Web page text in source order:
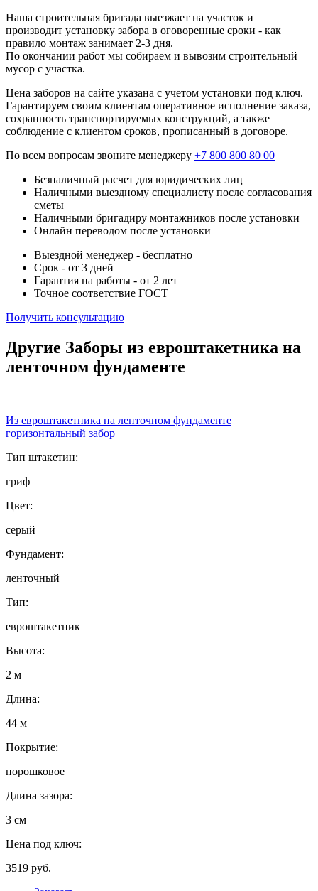
Наша строительная бригада выезжает на участок и
производит установку забора в оговоренные сроки - как
правило монтаж занимает 2-3 дня.
По окончании работ мы собираем и вывозим строительный
мусор с участка.
Цена заборов на сайте указана с учетом установки под ключ.
Гарантируем своим клиентам оперативное исполнение заказа,
сохранность транспортируемых конструкций, а также
соблюдение с клиентом сроков, прописанный в договоре.
По всем вопросам звоните менеджеру +7 800 800 80 00
Безналичный расчет для юридических лиц
Наличными выездному специалисту после согласования
сметы
Наличными бригадиру монтажников после установки
Онлайн переводом после установки
Выездной менеджер - бесплатно
Срок - от 3 дней
Гарантия на работы - от 2 лет
Точное соответствие ГОСТ
Получить консультацию
Другие Заборы из евроштакетника на
ленточном фундаменте
Из евроштакетника на ленточном фундаменте
горизонтальный забор
Тип штакетин:
гриф
Цвет:
серый
Фундамент:
ленточный
Тип:
евроштакетник
Высота:
2 м
Длина:
44 м
Покрытие:
порошковое
Длина зазора:
3 см
Цена под ключ:
3519 руб.